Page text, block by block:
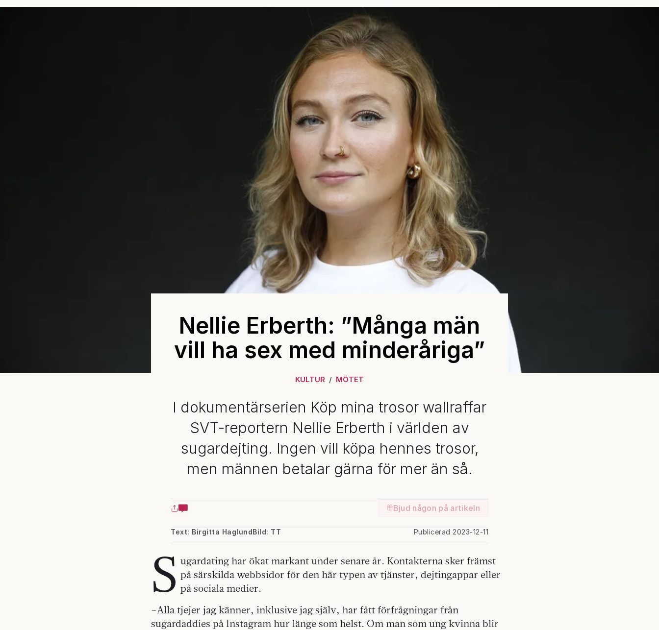
Nellie Erberth: ”Många män
vill ha sex med minderåriga”
KULTUR MÖTET
I dokumentärserien Köp mina trosor wallraffar
SVT-reportern Nellie Erberth i världen av
sugardejting. Ingen vill köpa hennes trosor,
men männen betalar gärna för mer än så.
Bjud någon på artikeln
Text: Birgitta Haglund Publicerad 2023-12-11
Bild: TT
S ugardating har ökat markant under senare år. Kontakterna sker främst
på särskilda webbsidor för den här typen av tjänster, dejtingappar eller
på sociala medier.
–Alla tjejer jag känner, inklusive jag själv, har fått förfrågningar från
sugardaddies på Instagram hur länge som helst. Om man som ung kvinna blir